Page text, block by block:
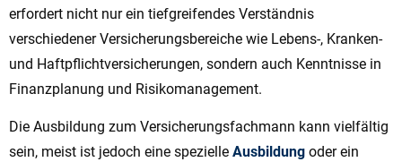
erfordert nicht nur ein tiefgreifendes Verständnis
verschiedener Versicherungsbereiche wie Lebens-, Kranken-
und Haftpflichtversicherungen, sondern auch Kenntnisse in
Finanzplanung und Risikomanagement.
Die Ausbildung zum Versicherungsfachmann kann vielfältig
sein, meist ist jedoch eine spezielle Ausbildung oder ein